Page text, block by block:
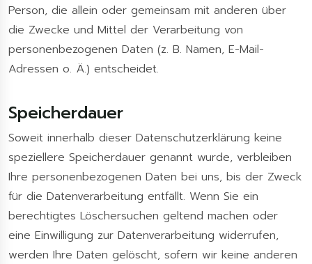
Person, die allein oder gemeinsam mit anderen über
die Zwecke und Mittel der Verarbeitung von
personenbezogenen Daten (z. B. Namen, E-Mail-
Adressen o. Ä.) entscheidet.
Speicherdauer
Soweit innerhalb dieser Datenschutzerklärung keine
speziellere Speicherdauer genannt wurde, verbleiben
Ihre personenbezogenen Daten bei uns, bis der Zweck
für die Datenverarbeitung entfällt. Wenn Sie ein
berechtigtes Löschersuchen geltend machen oder
eine Einwilligung zur Datenverarbeitung widerrufen,
werden Ihre Daten gelöscht, sofern wir keine anderen